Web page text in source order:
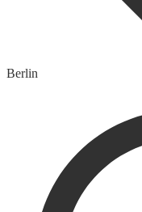
Berlin